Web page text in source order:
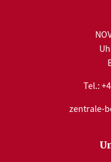
Tel.:
zentrale-